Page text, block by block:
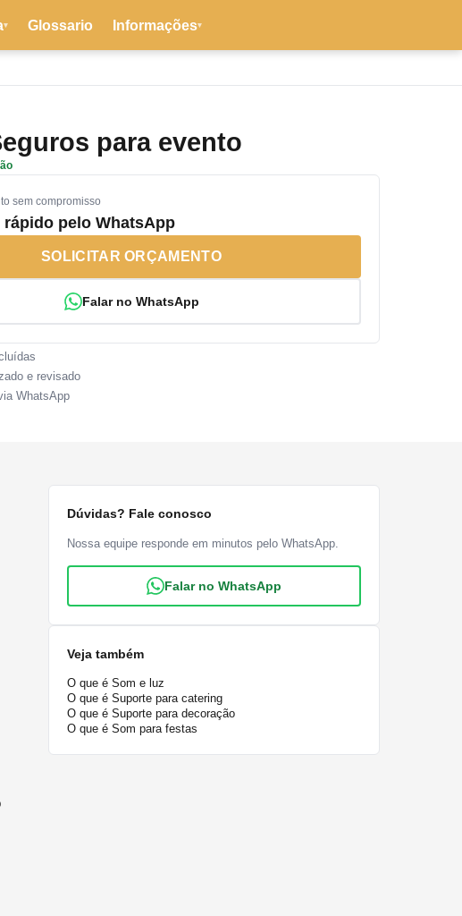
▾ Glossario Informações▾
para evento
sem compromisso
pelo WhatsApp
SOLICITAR ORÇAMENTO
Falar no WhatsApp
e revisado
WhatsApp
Dúvidas? Fale conosco
Nossa equipe responde em minutos pelo WhatsApp.
Falar no WhatsApp
Veja também
O que é Som e luz
O que é Suporte para catering
O que é Suporte para decoração
O que é Som para festas